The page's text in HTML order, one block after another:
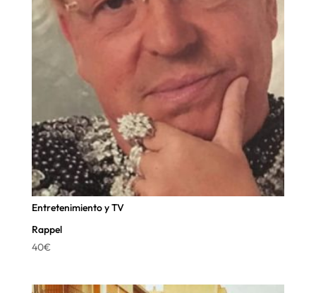
Entretenimiento y TV
Rappel
40€